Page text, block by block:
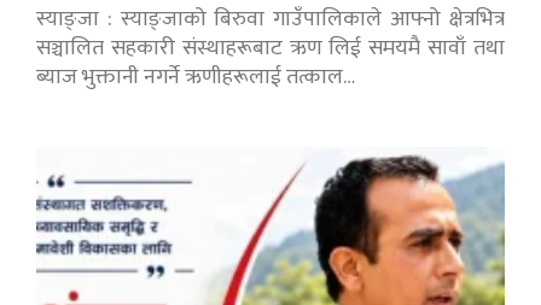
स्याङ्जा : स्याङ्जाको बिरुवा गाउँपालिकाले आफ्नो क्षेत्रभित्र
सञ्चालित सहकारी संस्थाहरूबाट ऋण लिई समयमै सावाँ तथा
ब्याज भुक्तानी नगर्ने ऋणीहरूलाई तत्काल…